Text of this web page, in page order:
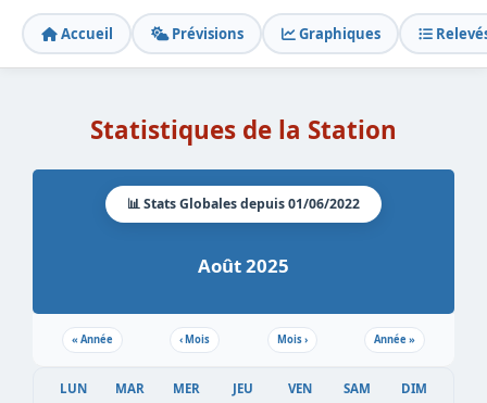
Accueil Prévisions Graphiques
Statistiques de la Station
📊 Stats Globales depuis 01/06/2022
Août 2025
« Année ‹Mois Mois› Année»
LUN MAR MER JEU VEN SAM
DIM